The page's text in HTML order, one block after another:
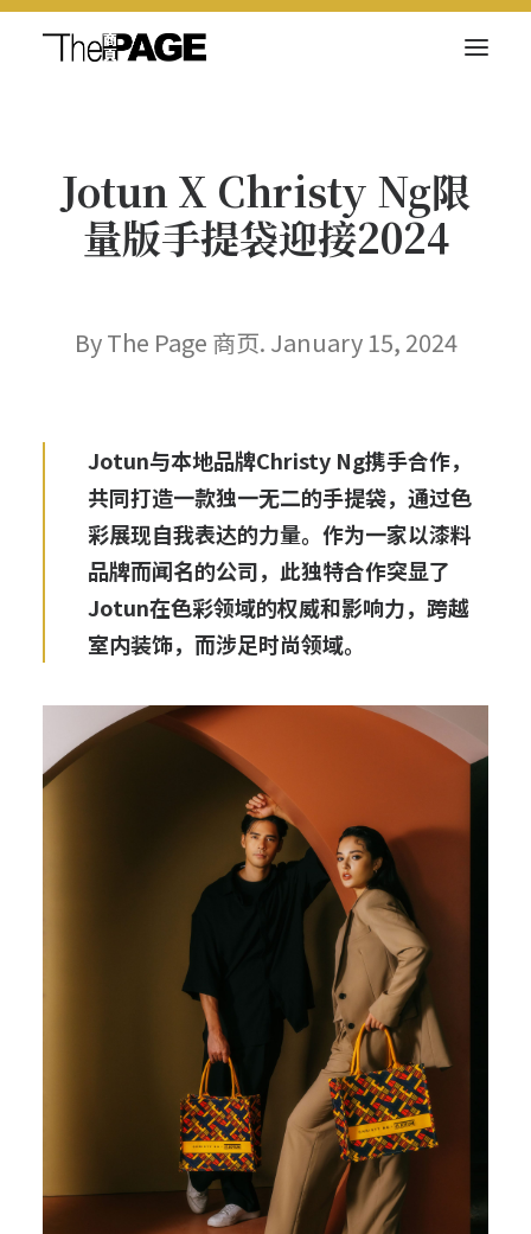
新闻内容
商页菁英
Search
Jotun X Christy Ng限
量版手提袋迎接2024
By The Page 商页. January 15, 2024
Jotun与本地品牌Christy Ng携手合作，
共同打造一款独一无二的手提袋，通过色
彩展现自我表达的力量。作为一家以漆料
品牌而闻名的公司，此独特合作突显了
Jotun在色彩领域的权威和影响力，跨越
室内装饰，而涉足时尚领域。